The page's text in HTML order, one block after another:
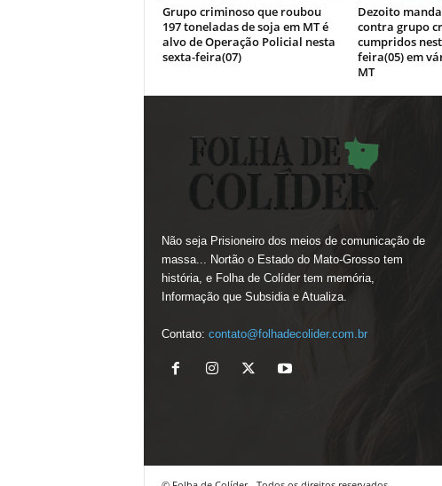
Grupo criminoso que roubou
197 toneladas de soja em MT é
alvo de Operação Policial nesta
sexta-feira(07)
Dezoito
contra grupo
cumpridos
feira(05) em
MT
Não seja Prisioneiro dos meios de comunicação de
massa... Nortão o Estado do Mato-Grosso tem
história, e Folha de Colíder tem memória,
Informação que Subsidia e Atualiza.
Contato: contato@folhadecolider.com.br